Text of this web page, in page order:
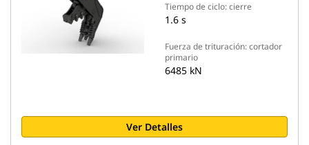
Tiempo de ciclo: cierre
1.6 s
Fuerza de trituración: cortador
primario
6485 kN
Ver Detalles